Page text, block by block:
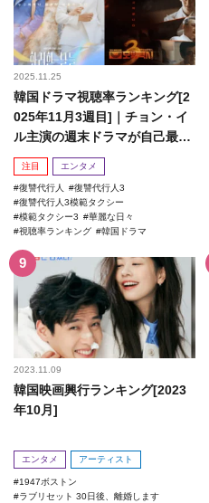
2025.11.25
韓国ドラマ視聴率ランキング[2
025年11月3週目]｜チョン・イ
ル主演の週末ドラマが自己最高
記録を更新！
注目 エンタメ
復讐代行人
復讐代行人3
復讐代行人3模範タクシー
模範タクシー3
華麗な日々
視聴率ランキング
韓国ドラマ
2023.11.09
韓国映画興行ランキング[2023
年10月]
エンタメ アーティスト
1947ボストン
ラブリセット 30日後、離婚します